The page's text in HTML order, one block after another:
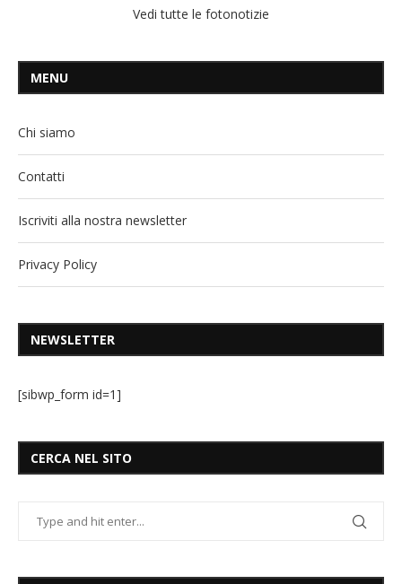
Vedi tutte le fotonotizie
MENU
Chi siamo
Contatti
Iscriviti alla nostra newsletter
Privacy Policy
NEWSLETTER
[sibwp_form id=1]
CERCA NEL SITO